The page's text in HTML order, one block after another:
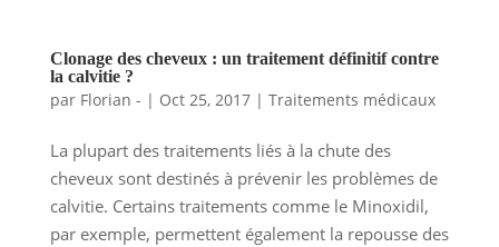
Clonage des cheveux : un traitement définitif contre
la calvitie ?
par Florian - | Oct 25, 2017| Traitements médicaux
La plupart des traitements liés à la chute des
cheveux sont destinés à prévenir les problèmes de
calvitie. Certains traitements comme le Minoxidil,
par exemple, permettent également la repousse des